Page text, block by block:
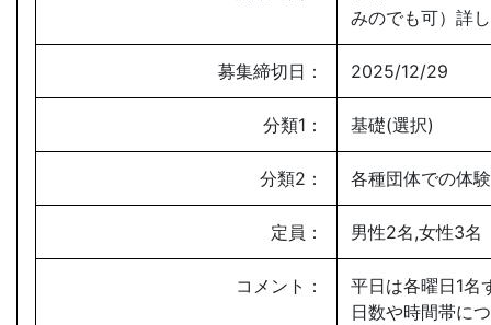
みのでも可）詳
募集締切日： 2025/12/29
分類1： 基礎(選択)
分類2： 各種団体での体験
定員： 男性2名,女性3名
コメント：
平日は各曜日1名
日数や時間帯に